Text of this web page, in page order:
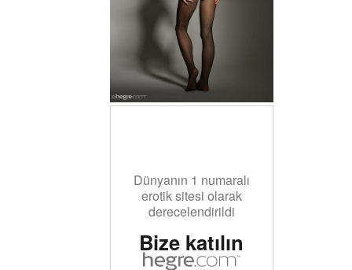
Dünyanın 1 numaralı
erotik sitesi olarak
derecelendirildi
Bize katılın